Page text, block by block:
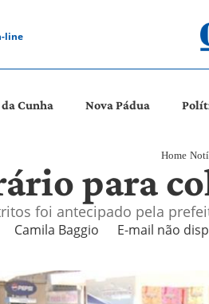
line
da Cunha Nova Pádua
Home
para
foi antecipado pela
Camila Baggio E-mail não